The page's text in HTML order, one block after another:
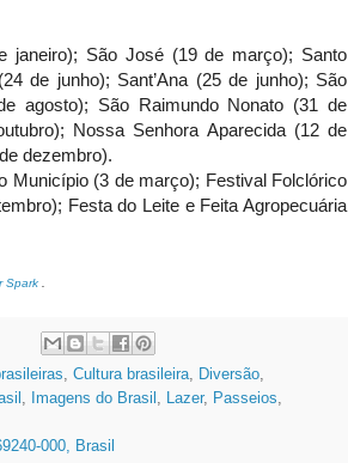
janeiro); São José (19 de março); Santo
de junho); Sant’Ana (25 de junho); São
agosto); São Raimundo Nonato (31 de
Nossa Senhora Aparecida (12 de
dezembro).
Município (3 de março); Festival Folclórico
Festa do Leite e Feita Agropecuária
Spark .
Cultura brasileira Diversão
Imagens do Brasil Lazer, Passeios
000, Brasil